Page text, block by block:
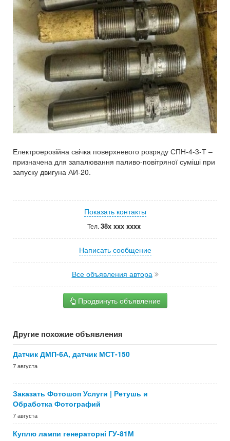
Електроерозійна свічка поверхневого розряду СПН-4-3-Т –
призначена для запалювання паливо-повітряної суміші при
запуску двигуна АИ-20.
Показать контакты
Тел. 38x xxx xxxx
Написать сообщение
Все объявления автора
Продвинуть объявление
Другие похожие объявления
Датчик ДМП-6А, датчик МСТ-150
7 августа
Заказать Фотошоп Услуги | Ретушь и
Обработка Фотографий
7 августа
Куплю лампи генераторні ГУ-81М